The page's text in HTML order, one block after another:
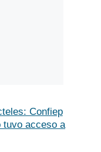
Confiep
tuvo acceso a